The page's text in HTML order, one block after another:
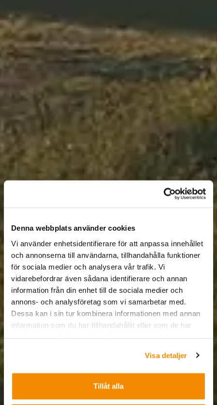
Denna webbplats använder cookies
Vi använder enhetsidentifierare för att anpassa innehållet
och annonserna till användarna, tillhandahålla funktioner
för sociala medier och analysera vår trafik. Vi
vidarebefordrar även sådana identifierare och annan
information från din enhet till de sociala medier och
annons- och analysföretag som vi samarbetar med.
Dessa kan i sin tur kombinera informationen med annan
information som du har tillhandahållit eller som de har
Visa detaljer
Tillåt alla